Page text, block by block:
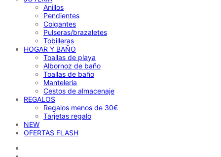
Anillos
Pendientes
Colgantes
Pulseras/brazaletes
Tobilleras
HOGAR Y BAÑO
Toallas de playa
Albornoz de baño
Toallas de baño
Mantelería
Cestos de almacenaje
REGALOS
Regalos menos de 30€
Tarjetas regalo
NEW
OFERTAS FLASH